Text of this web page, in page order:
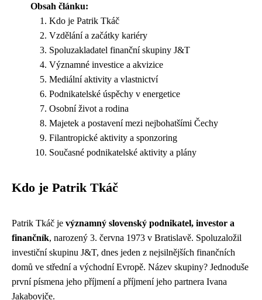
Obsah článku:
Kdo je Patrik Tkáč
Vzdělání a začátky kariéry
Spoluzakladatel finanční skupiny J&T
Významné investice a akvizice
Mediální aktivity a vlastnictví
Podnikatelské úspěchy v energetice
Osobní život a rodina
Majetek a postavení mezi nejbohatšími Čechy
Filantropické aktivity a sponzoring
Současné podnikatelské aktivity a plány
Kdo je Patrik Tkáč
Patrik Tkáč je významný slovenský podnikatel, investor a
finančník, narozený 3. června 1973 v Bratislavě. Spoluzaložil
investiční skupinu J&T, dnes jeden z nejsilnějších finančních
domů ve střední a východní Evropě. Název skupiny? Jednoduše
první písmena jeho příjmení a příjmení jeho partnera Ivana
Jakaboviče.